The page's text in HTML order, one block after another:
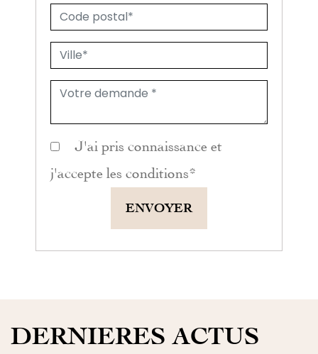
J'ai pris connaissance et
j'accepte les conditions *
ENVOYER
DERNIERES ACTUS